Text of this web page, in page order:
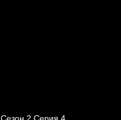
Сезон 2 Серия 4